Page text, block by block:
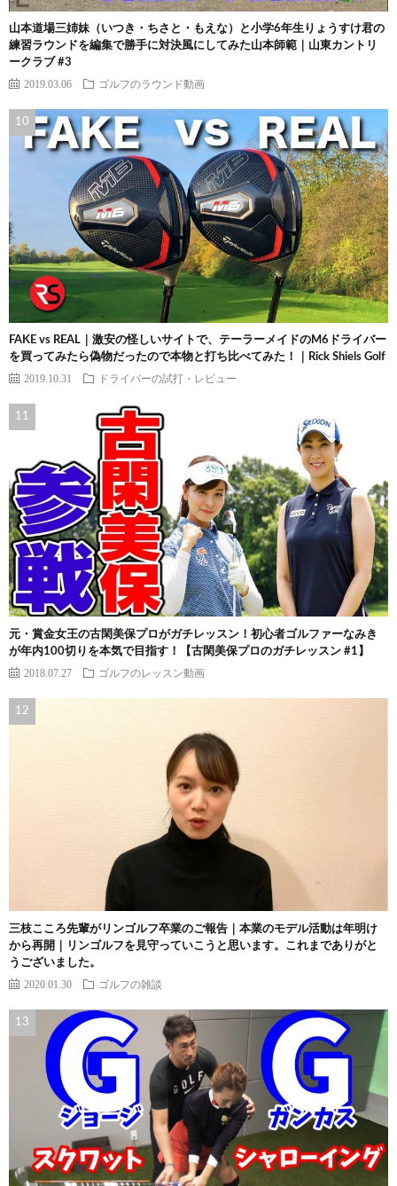
山本道場三姉妹（いつき・ちさと・もえな）と小学6年生りょうすけ君の
練習ラウンドを編集で勝手に対決風にしてみた山本師範｜山東カントリ
ークラブ #3
2019.03.06 ゴルフのラウンド動画
FAKE vs REAL｜激安の怪しいサイトで、テーラーメイドのM6ドライバー
を買ってみたら偽物だったので本物と打ち比べてみた！｜Rick Shiels Golf
2019.10.31 ドライバーの試打・レビュー
元・賞金女王の古閑美保プロがガチレッスン！初心者ゴルファーなみき
が年内100切りを本気で目指す！【古閑美保プロのガチレッスン #1】
2018.07.27 ゴルフのレッスン動画
三枝こころ先輩がリンゴルフ卒業のご報告｜本業のモデル活動は年明け
から再開｜リンゴルフを見守っていこうと思います。これまでありがと
うございました。
2020.01.30 ゴルフの雑談